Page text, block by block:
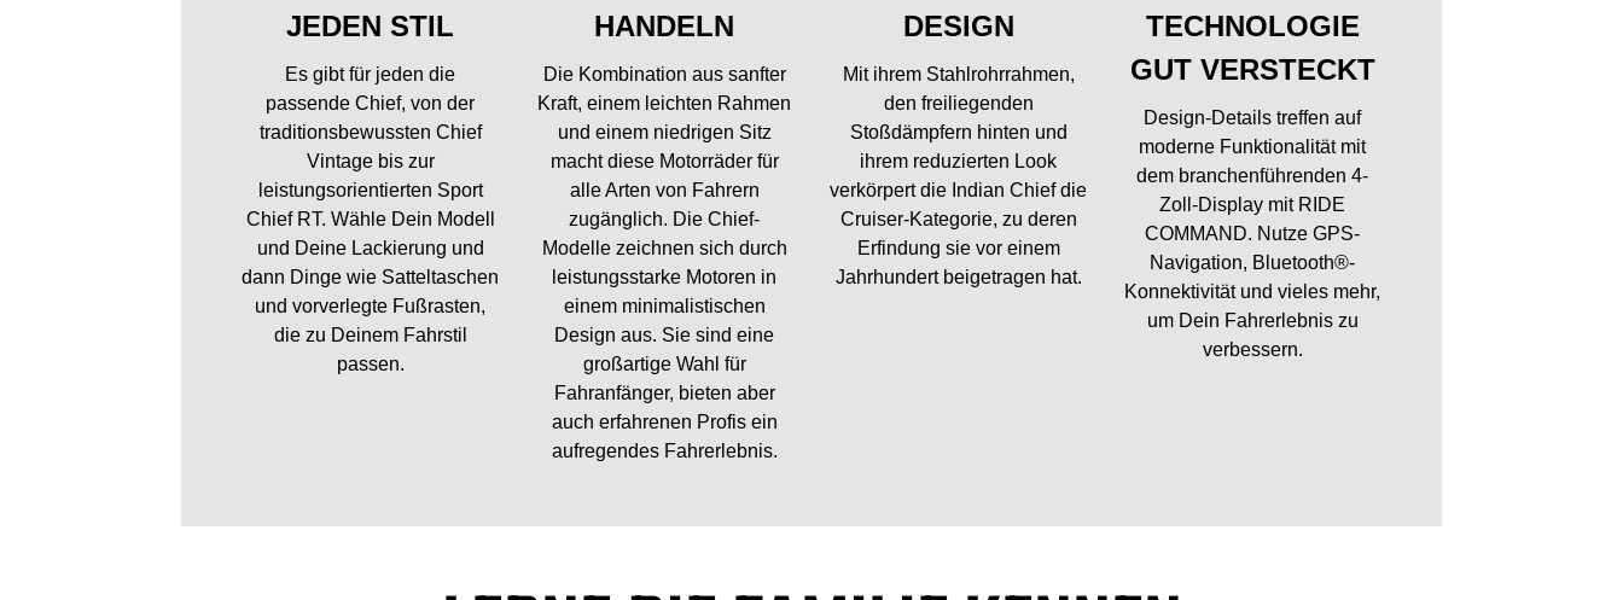
JEDEN STIL
Es gibt für jeden die
passende Chief, von der
traditionsbewussten Chief
Vintage bis zur
leistungsorientierten Sport
Chief RT. Wähle Dein Modell
und Deine Lackierung und
dann Dinge wie Satteltaschen
und vorverlegte Fußrasten,
die zu Deinem Fahrstil
passen.
HANDELN
Die Kombination aus sanfter
Kraft, einem leichten Rahmen
und einem niedrigen Sitz
macht diese Motorräder für
alle Arten von Fahrern
zugänglich. Die Chief-
Modelle zeichnen sich durch
leistungsstarke Motoren in
einem minimalistischen
Design aus. Sie sind eine
großartige Wahl für
Fahranfänger, bieten aber
auch erfahrenen Profis ein
aufregendes Fahrerlebnis.
DESIGN
Mit ihrem Stahlrohrrahmen,
den freiliegenden
Stoßdämpfern hinten und
ihrem reduzierten Look
verkörpert die Indian Chief die
Cruiser-Kategorie, zu deren
Erfindung sie vor einem
Jahrhundert beigetragen hat.
TECHNOLOGIE
GUT VERSTECKT
Design-Details treffen auf
moderne Funktionalität mit
dem branchenführenden 4-
Zoll-Display mit RIDE
COMMAND. Nutze GPS-
Navigation, Bluetooth®-
Konnektivität und vieles mehr,
um Dein Fahrerlebnis zu
verbessern.